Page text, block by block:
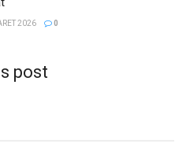
2026 0
post